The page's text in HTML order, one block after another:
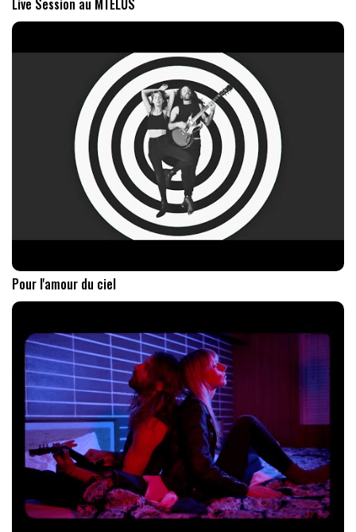
Live Session au MTELUS
Pour l'amour du ciel